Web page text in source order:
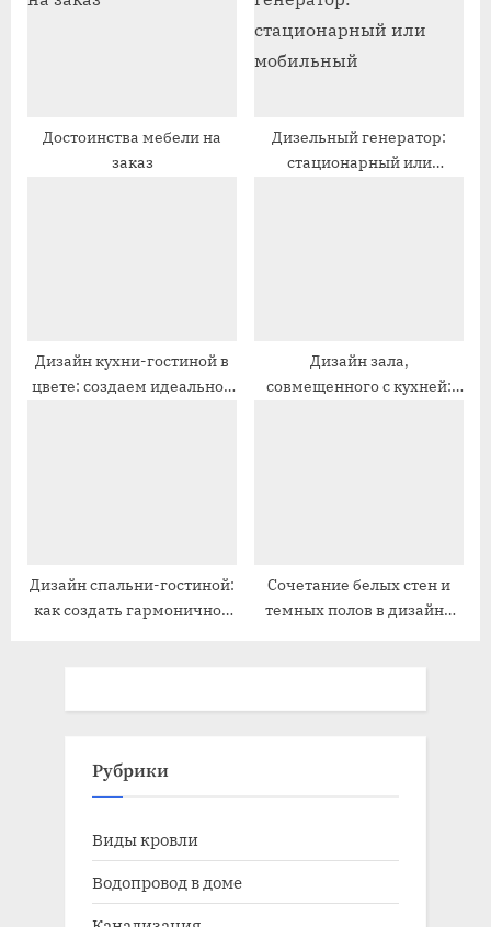
я
и
а
п
Достоинства мебели на
заказ
Дизельный генератор:
стационарный или
Дизайн кухни-гостиной в
цвете: создаем идеальное
Дизайн зала,
совмещенного с кухней:
Дизайн спальни-гостиной:
как создать гармоничное
Сочетание белых стен и
темных полов в дизайне
Рубрики
Виды кровли
Водопровод в доме